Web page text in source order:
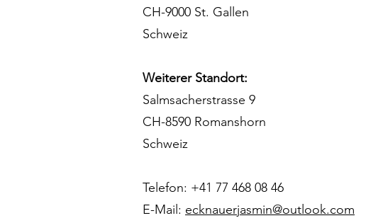
CH-9000 St. Gallen
Schweiz
Weiterer Standort:
Salmsacherstrasse 9
CH-8590 Romanshorn
Schweiz
Telefon: +41 77 468 08 46
E-Mail: ecknauerjasmin@outlook.com